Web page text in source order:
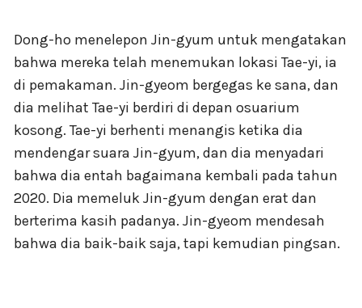
Dong-ho menelepon Jin-gyum untuk mengatakan
bahwa mereka telah menemukan lokasi Tae-yi, ia
di pemakaman. Jin-gyeom bergegas ke sana, dan
dia melihat Tae-yi berdiri di depan osuarium
kosong. Tae-yi berhenti menangis ketika dia
mendengar suara Jin-gyum, dan dia menyadari
bahwa dia entah bagaimana kembali pada tahun
2020. Dia memeluk Jin-gyum dengan erat dan
berterima kasih padanya. Jin-gyeom mendesah
bahwa dia baik-baik saja, tapi kemudian pingsan.